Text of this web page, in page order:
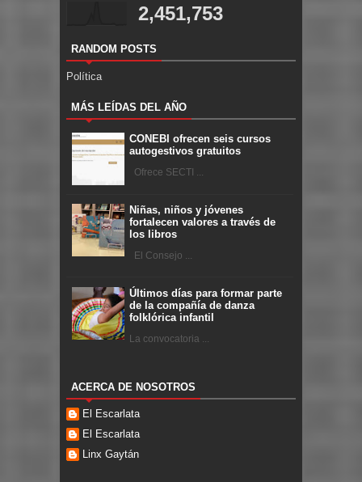
2,451,753
RANDOM POSTS
Política
MÁS LEÍDAS DEL AÑO
CONEBI ofrecen seis cursos
autogestivos gratuitos
Ofrece SECTI ...
Niñas, niños y jóvenes
fortalecen valores a través de
los libros
El Consejo ...
Últimos días para formar parte
de la compañía de danza
folklórica infantil
La convocatoria ...
ACERCA DE NOSOTROS
El Escarlata
El Escarlata
Linx Gaytán